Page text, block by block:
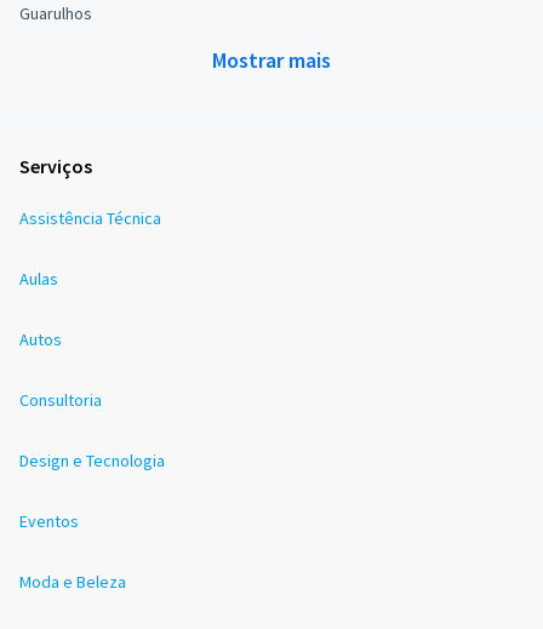
Guarulhos
Mostrar mais
Serviços
Assistência Técnica
Aulas
Autos
Consultoria
Design e Tecnologia
Eventos
Moda e Beleza